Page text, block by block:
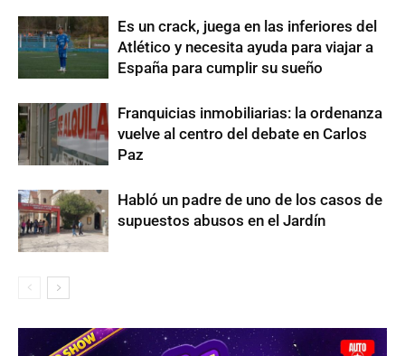
Es un crack, juega en las inferiores del
Atlético y necesita ayuda para viajar a
España para cumplir su sueño
Franquicias inmobiliarias: la ordenanza
vuelve al centro del debate en Carlos
Paz
Habló un padre de uno de los casos de
supuestos abusos en el Jardín